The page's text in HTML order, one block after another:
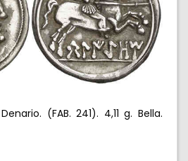
(FAB. 241). 4,11 g. Bella.